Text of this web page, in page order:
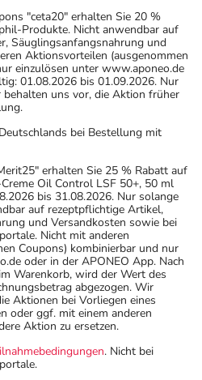
"ceta20" erhalten Sie 20 %
Produkte. Nicht anwendbar auf
Säuglingsanfangsnahrung und
Aktionsvorteilen (ausgenommen
einzulösen unter www.aponeo.de
01.08.2026 bis 01.09.2026. Nur
uns vor, die Aktion früher
bei Bestellung mit
erhalten Sie 25 % Rabatt auf
Oil Control LSF 50+, 50 ml
bis 31.08.2026. Nur solange
auf rezeptpflichtige Artikel,
und Versandkosten sowie bei
Nicht mit anderen
Coupons) kombinierbar und nur
oder in der APONEO App. Nach
Warenkorb, wird der Wert des
abgezogen. Wir
Aktionen bei Vorliegen eines
oder ggf. mit einem anderen
Aktion zu ersetzen.
. Nicht bei